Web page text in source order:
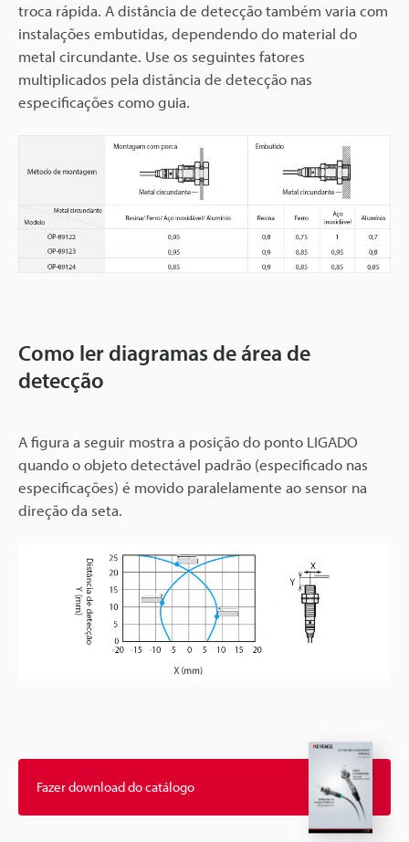
troca rápida. A distância de detecção também varia com
instalações embutidas, dependendo do material do
metal circundante. Use os seguintes fatores
multiplicados pela distância de detecção nas
especificações como guia.
Como ler diagramas de área de
detecção
A figura a seguir mostra a posição do ponto LIGADO
quando o objeto detectável padrão (especificado nas
especificações) é movido paralelamente ao sensor na
direção da seta.
Fazer download do catálogo